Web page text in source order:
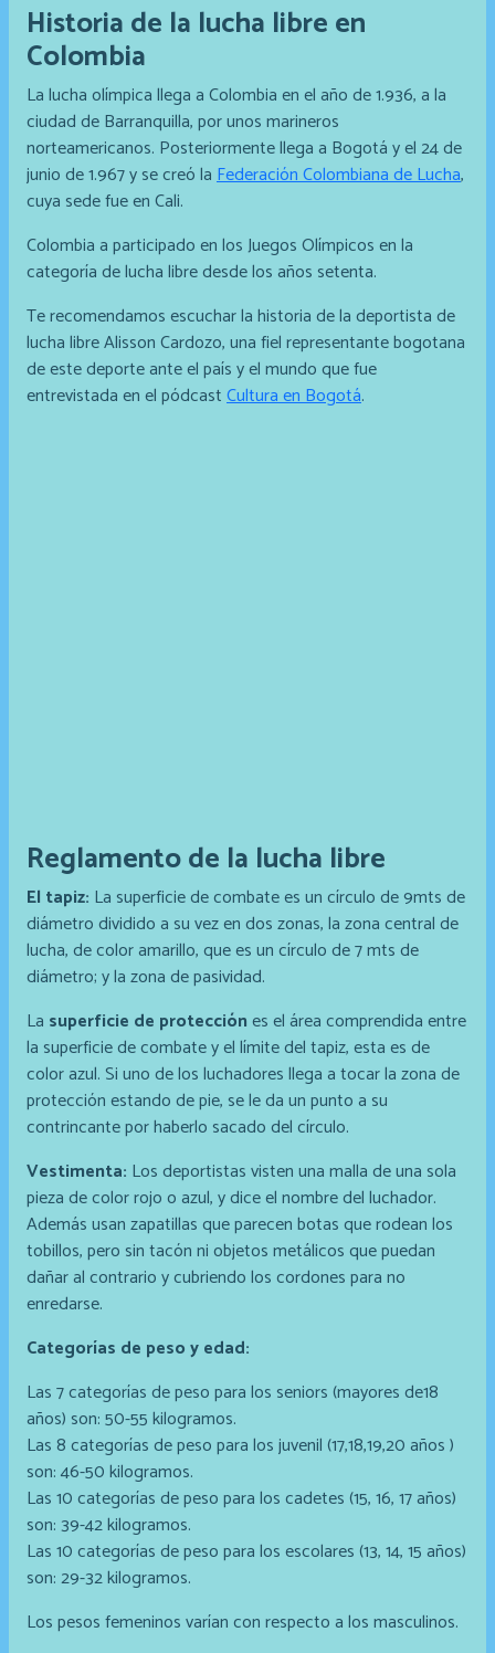
Historia de la lucha libre en
Colombia
La lucha olímpica llega a Colombia en el año de 1.936, a la
ciudad de Barranquilla, por unos marineros
norteamericanos. Posteriormente llega a Bogotá y el 24 de
junio de 1.967 y se creó laFederación Colombiana de Lucha,
cuya sede fue en Cali.
Colombia a participado en los Juegos Olímpicos en la
categoría de lucha libre desde los años setenta.
Te recomendamos escuchar la historia de la deportista de
lucha libre Alisson Cardozo, una fiel representante bogotana
de este deporte ante el país y el mundo que fue
entrevistada en el pódcastCultura en Bogotá.
Reglamento de la lucha libre
El tapiz: La superficie de combate es un círculo de 9mts de
diámetro dividido a su vez en dos zonas, la zona central de
lucha, de color amarillo, que es un círculo de 7 mts de
diámetro; y la zona de pasividad.
La superficie de protecciónes el área comprendida entre
la superficie de combate y el límite del tapiz, esta es de
color azul. Si uno de los luchadores llega a tocar la zona de
protección estando de pie, se le da un punto a su
contrincante por haberlo sacado del círculo.
Vestimenta: Los deportistas visten una malla de una sola
pieza de color rojo o azul, y dice el nombre del luchador.
Además usan zapatillas que parecen botas que rodean los
tobillos, pero sin tacón ni objetos metálicos que puedan
dañar al contrario y cubriendo los cordones para no
enredarse.
Categorías de peso y edad:
Las 7 categorías de peso para los seniors (mayores de18
años) son: 50-55 kilogramos.
Las 8 categorías de peso para los juvenil (17,18,19,20 años )
son: 46-50 kilogramos.
Las 10 categorías de peso para los cadetes (15, 16, 17 años)
son: 39-42 kilogramos.
Las 10 categorías de peso para los escolares (13, 14, 15 años)
son: 29-32 kilogramos.
Los pesos femeninos varían con respecto a los masculinos.